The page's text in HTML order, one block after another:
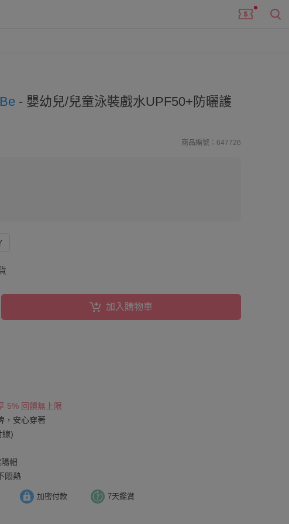
- 嬰幼兒/兒童泳裝戲水UPF50+防曬護
商品編號：647726
加入購物車
5% 回饋無上限
，安心穿著
線)
帽
悶熱
加密付款 7天鑑賞